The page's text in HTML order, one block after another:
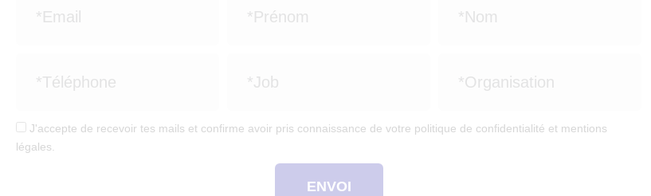
J'accepte de recevoir tes mails et confirme avoir pris connaissance de votre politique de confidentialité et mentions
légales.
ENVOI